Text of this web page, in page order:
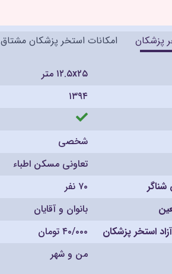
پزشکان امکانات استخر پزشکان مشتاق
۱۲.۵x۲۵ متر
۱۳۹۴
شخصی
تعاونی مسکن اطباء
۷۰ نفر
بانوان و آقایان
استخر پزشکان
۴۰/۰۰۰ تومان
من و شهر